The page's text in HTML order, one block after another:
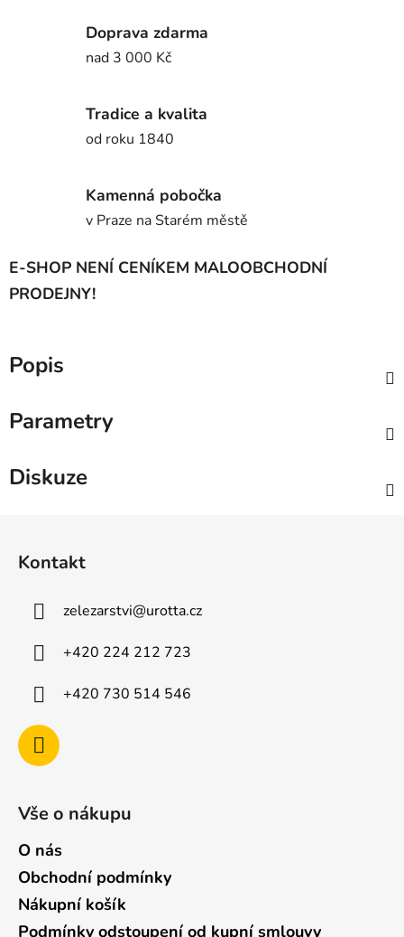
Doprava zdarma
nad 3 000 Kč
Tradice a kvalita
od roku 1840
Kamenná pobočka
v Praze na Starém městě
E-SHOP NENÍ CENÍKEM MALOOBCHODNÍ
PRODEJNY!
Popis
Parametry
Diskuze
Kontakt
zelezarstvi@urotta.cz
+420 224 212 723
+420 730 514 546
Vše o nákupu
O nás
Obchodní podmínky
Nákupní košík
Podmínky odstoupení od kupní smlouvy